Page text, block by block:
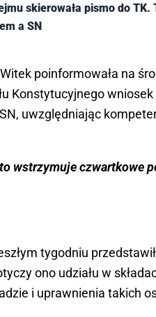
skierowała pismo do
a SN
poinformowała na
Konstytucyjnego
uwzględniając
wstrzymuje czwartkowe
tygodniu
ono udziału w
i uprawnienia takich